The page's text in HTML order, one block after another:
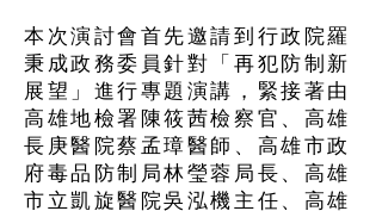
本次演討會首先邀請到行政院羅
秉成政務委員針對「再犯防制新
展望」進行專題演講，緊接著由
高雄地檢署陳筱茜檢察官、高雄
長庚醫院蔡孟璋醫師、高雄市政
府毒品防制局林瑩蓉局長、高雄
市立凱旋醫院吳泓機主任、高雄